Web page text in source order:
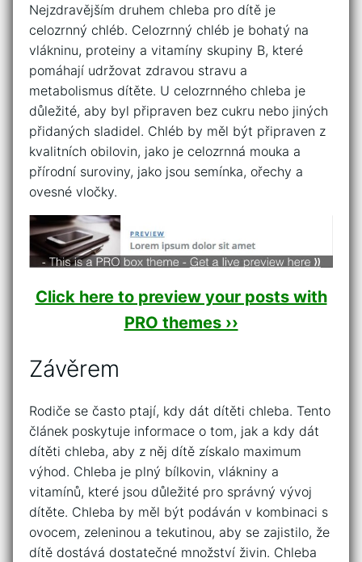
Nejzdravějším druhem chleba pro dítě je
celozrnný chléb. Celozrnný chléb je bohatý na
vlákninu, proteiny a vitamíny skupiny B, které
pomáhají udržovat zdravou stravu a
metabolismus dítěte. U celozrnného chleba je
důležité, aby byl připraven bez cukru nebo jiných
přidaných sladidel. Chléb by měl být připraven z
kvalitních obilovin, jako je celozrnná mouka a
přírodní suroviny, jako jsou semínka, ořechy a
ovesné vločky.
Click here to preview your posts with
PRO themes ››
Závěrem
Rodiče se často ptají, kdy dát dítěti chleba. Tento
článek poskytuje informace o tom, jak a kdy dát
dítěti chleba, aby z něj dítě získalo maximum
výhod. Chleba je plný bílkovin, vlákniny a
vitamínů, které jsou důležité pro správný vývoj
dítěte. Chleba by měl být podáván v kombinaci s
ovocem, zeleninou a tekutinou, aby se zajistilo, že
dítě dostává dostatečné množství živin. Chleba